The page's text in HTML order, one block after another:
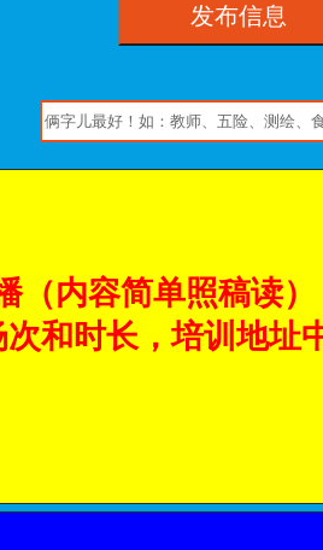
发布信息
（内容简单照稿读
和时长，培训地址